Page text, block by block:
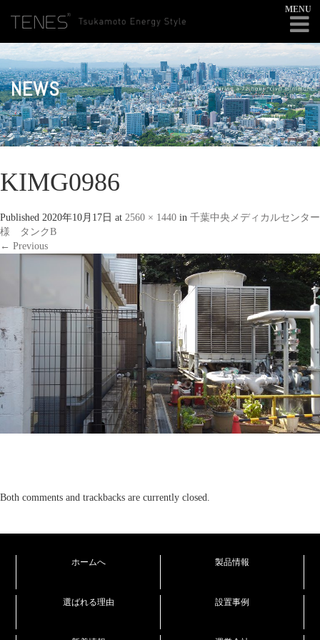
MENU
NEWS
KIMG0986
Published 2020年10月17日 at 2560 × 1440 in 千葉中央メディカルセンター
様 タンクB
← Previous
Both comments and trackbacks are currently closed.
ホームへ 製品情報
選ばれる理由 設置事例